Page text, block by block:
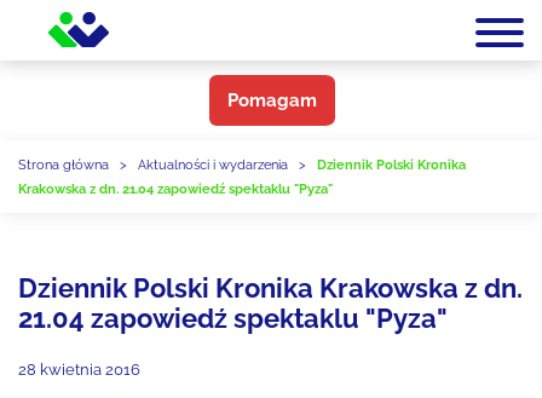
Pomagam
Strona główna > Aktualności i wydarzenia >
Dziennik Polski Kronika
Krakowska z dn. 21.04 zapowiedź spektaklu "Pyza"
Dziennik Polski Kronika Krakowska z dn.
21.04 zapowiedź spektaklu "Pyza"
28 kwietnia 2016